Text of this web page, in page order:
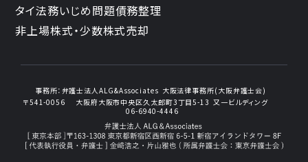
タイ法務いじめ問題債務整理
非上場株式・少数株式売却
事務所： 弁護士法人ALG&Associates 大阪法律事務所(大阪弁護士会)
〒541-0056
大阪府大阪市中央区久太郎町3丁目5-13 又一ビルディング
06-6940-4446